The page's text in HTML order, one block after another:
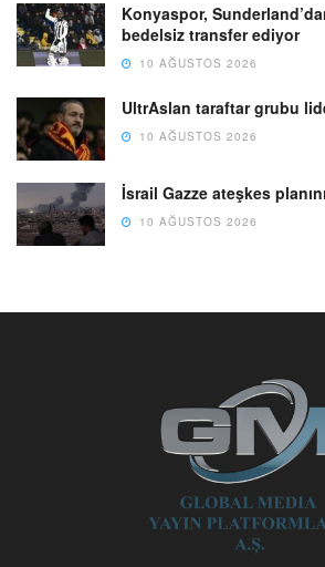
Konyaspor,
bedelsiz transfer ediyor
10 AĞUSTOS 2026
UltrAslan taraftar grubu
10 AĞUSTOS 2026
İsrail Gazze ateşkes
10 AĞUSTOS 2026